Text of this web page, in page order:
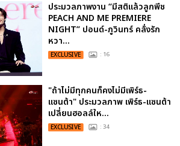
ประมวลภาพงาน “มีสติแล้วลูกพีช
PEACH AND ME PREMIERE
NIGHT” ปอนด์-ภูวินทร์ คลั่งรัก
หวา...
EXCLUSIVE : 16
"ถ้าไม่มีทุกคนก็คงไม่มีเพิร์ธ-
แซนต้า" ประมวลภาพ เพิร์ธ-แซนต้า
เปลี่ยนฮอลล์ให...
EXCLUSIVE : 34